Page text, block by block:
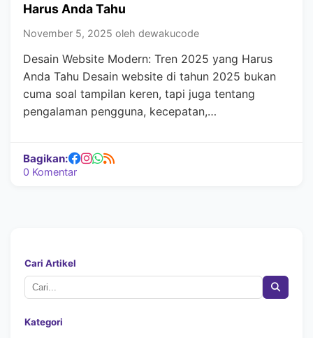
Harus Anda Tahu
November 5, 2025 oleh dewakucode
Desain Website Modern: Tren 2025 yang Harus
Anda Tahu Desain website di tahun 2025 bukan
cuma soal tampilan keren, tapi juga tentang
pengalaman pengguna, kecepatan,…
Bagikan:
0 Komentar
Cari Artikel
Kategori